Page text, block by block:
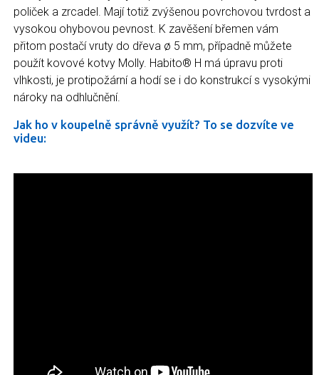
poliček a zrcadel. Mají totiž zvýšenou povrchovou tvrdost a
vysokou ohybovou pevnost. K zavěšení břemen vám
přitom postačí vruty do dřeva ø 5 mm, případně můžete
použít kovové kotvy Molly. Habito® H má úpravu proti
vlhkosti, je protipožární a hodí se i do konstrukcí s vysokými
nároky na odhlučnění.
Jak ho v koupelně správně využít? To se dozvíte ve
videu: